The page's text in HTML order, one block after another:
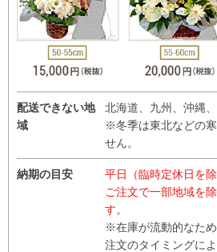
配送できない地
域
北海道、九州、沖縄
※冬季は東北などの
せん。
納期の目安
平日（臨時定休日を
ご注文で一部地域を
す。
※在庫が流動的なた
注文のタイミングに